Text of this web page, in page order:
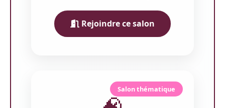
Rejoindre ce salon
Salon thématique